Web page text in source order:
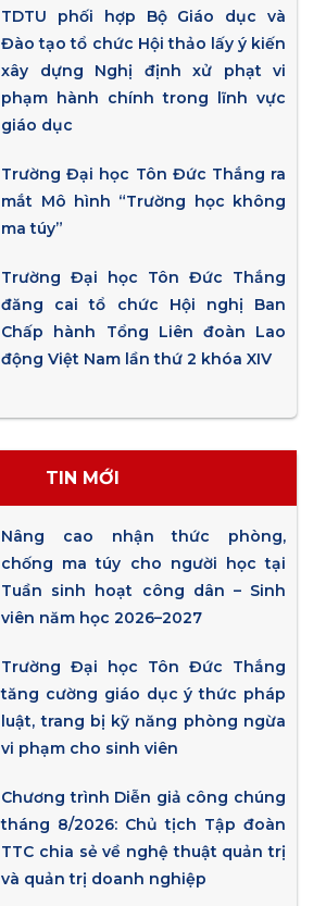
TDTU phối hợp Bộ Giáo dục và
Đào tạo tổ chức Hội thảo lấy ý kiến
xây dựng Nghị định xử phạt vi
phạm hành chính trong lĩnh vực
giáo dục
Trường Đại học Tôn Đức Thắng ra
mắt Mô hình “Trường học không
ma túy”
Trường Đại học Tôn Đức Thắng
đăng cai tổ chức Hội nghị Ban
Chấp hành Tổng Liên đoàn Lao
động Việt Nam lần thứ 2 khóa XIV
TIN MỚI
Nâng cao nhận thức phòng,
chống ma túy cho người học tại
Tuần sinh hoạt công dân – Sinh
viên năm học 2026–2027
Trường Đại học Tôn Đức Thắng
tăng cường giáo dục ý thức pháp
luật, trang bị kỹ năng phòng ngừa
vi phạm cho sinh viên
Chương trình Diễn giả công chúng
tháng 8/2026: Chủ tịch Tập đoàn
TTC chia sẻ về nghệ thuật quản trị
và quản trị doanh nghiệp